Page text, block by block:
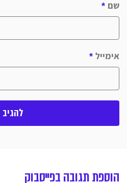
שם *
אימייל *
הוספת תגובה בפייסבוק